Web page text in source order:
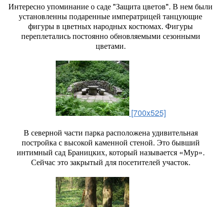
Интересно упоминание о саде "Защита цветов". В нем были
ус­тановленны подаренные императ­рицей танцующие
фигуры в цвет­ных народных костюмах. Фигуры
переплетались постоянно обнов­ляемыми сезонными
цветами.
[700x525]
В северной части парка расположена удивительная
постройка с высокой каменной стеной. Это бывший
интимный сад Браницких, который называется «Мур».
Сейчас это закрытый для посетителей участок.